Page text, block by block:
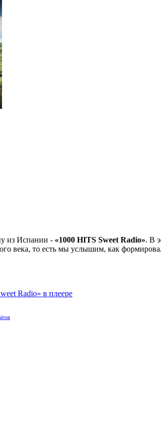
из Испании - «1000 HITS Sweet Radio». В
века, то есть мы услышим, как
Radio» в плеере